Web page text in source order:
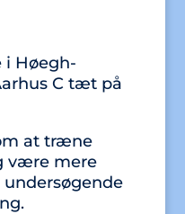
i Høegh-
C tæt på
at træne
være mere